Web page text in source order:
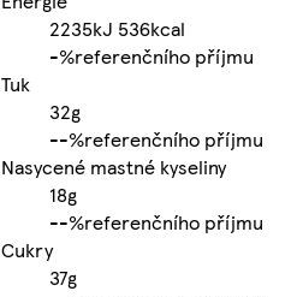
2235kJ 536kcal
-%referenčního příjmu
Tuk
32g
--%referenčního příjmu
Nasycené mastné kyseliny
18g
--%referenčního příjmu
Cukry
37g